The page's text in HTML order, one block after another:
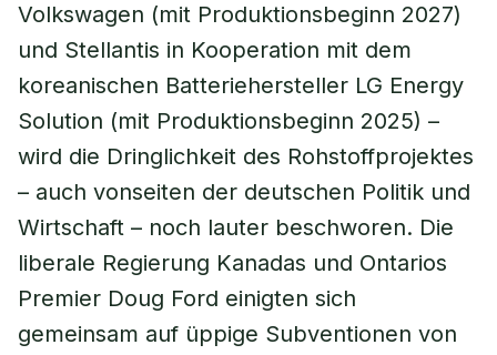
Volkswagen (mit Produktionsbeginn 2027)
und Stellantis in Kooperation mit dem
koreanischen Batteriehersteller LG Energy
Solution (mit Produktionsbeginn 2025) –
wird die Dringlichkeit des Rohstoffprojektes
– auch vonseiten der deutschen Politik und
Wirtschaft – noch lauter beschworen. Die
liberale Regierung Kanadas und Ontarios
Premier Doug Ford einigten sich
gemeinsam auf üppige Subventionen von